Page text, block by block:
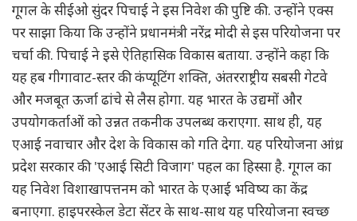
गूगल के सीईओ सुंदर पिचाई ने इस निवेश की पुष्टि की. उन्होंने एक्स
पर साझा किया कि उन्होंने प्रधानमंत्री नरेंद्र मोदी से इस परियोजना पर
चर्चा की. पिचाई ने इसे ऐतिहासिक विकास बताया. उन्होंने कहा कि
यह हब गीगावाट-स्तर की कंप्यूटिंग शक्ति, अंतरराष्ट्रीय सबसी गेटवे
और मजबूत ऊर्जा ढांचे से लैस होगा. यह भारत के उद्यमों और
उपयोगकर्ताओं को उन्नत तकनीक उपलब्ध कराएगा. साथ ही, यह
एआई नवाचार और देश के विकास को गति देगा. यह परियोजना आंध्र
प्रदेश सरकार की 'एआई सिटी विजाग' पहल का हिस्सा है. गूगल का
यह निवेश विशाखापत्तनम को भारत के एआई भविष्य का केंद्र
बनाएगा. हाइपरस्केल डेटा सेंटर के साथ-साथ यह परियोजना स्वच्छ